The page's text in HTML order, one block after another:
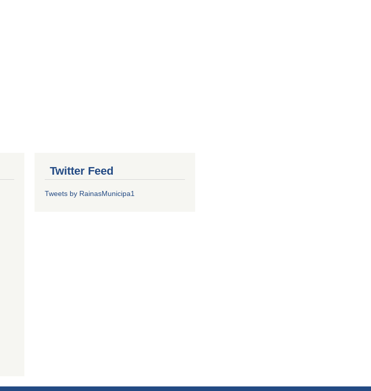
Twitter Feed
Tweets by RainasMunicipa1